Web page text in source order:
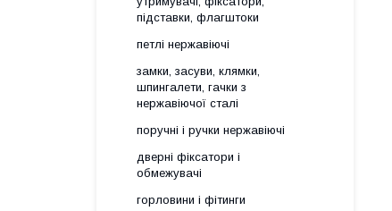
підставки, флагштоки
петлі нержавіючі
замки, засуви, клямки,
шпингалети, гачки з
нержавіючої сталі
поручні і ручки нержавіючі
дверні фіксатори і
обмежувачі
горловини і фітинги